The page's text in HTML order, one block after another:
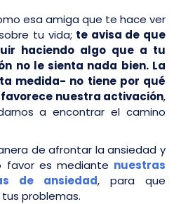
esa amiga que te hace ver
tu vida; te avisa de que
haciendo algo que a tu
no le sienta nada bien. La
medida- no tiene por qué
nuestra activación,
a encontrar el camino
de afrontar la ansiedad y
favor es mediante nuestras
de ansiedad, para que
problemas.